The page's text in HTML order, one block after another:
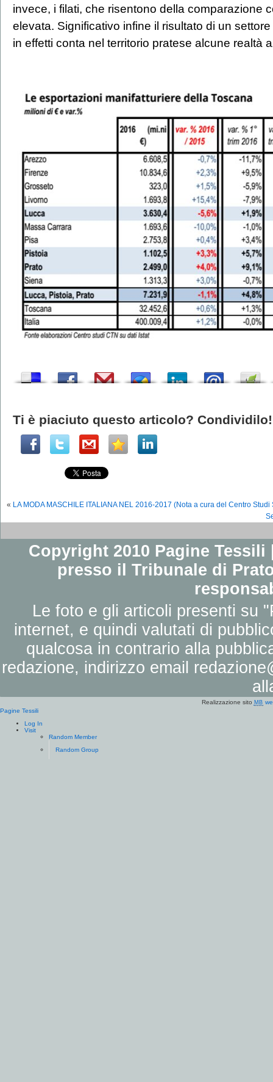
invece, i filati, che risentono della comparazione
elevata. Significativo infine il risultato di un
in effetti conta nel territorio pratese alcune realtà
Ti è piaciuto questo articolo? Condividilo!
« LA MODA MASCHILE ITALIANA NEL 2016-2017 (Nota a cura del Centro Studi
Copyright 2010 Pagine
presso il Tribunale di
Le foto e gli articoli presenti su
internet, e quindi valutati di
qualcosa in contrario alla
redazione, indirizzo email
Realizzazione sito MB
Pagine Tessili
Log In
Visit
Random Member
Random Group